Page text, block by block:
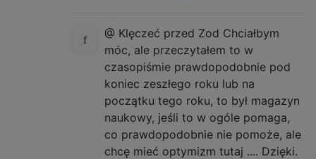
@ Klęczeć przed Zod Chciałbym
móc, ale przeczytałem to w
czasopiśmie prawdopodobnie pod
koniec zeszłego roku lub na
początku tego roku, to był magazyn
naukowy, jeśli to w ogóle pomaga,
co prawdopodobnie nie pomoże, ale
chcę mieć optymizm tutaj .... Dzięki.